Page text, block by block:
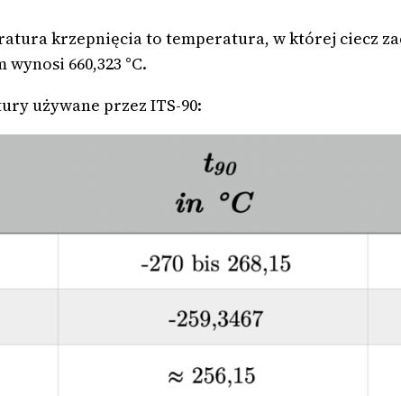
krzepnięcia to temperatura, w której ciecz
660,323 °C.
używane przez ITS-90: